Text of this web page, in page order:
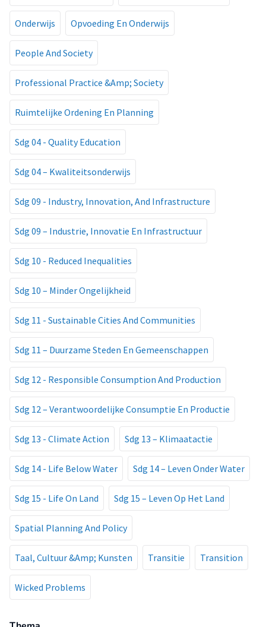
Onderwijs Opvoeding En Onderwijs
People And Society
Professional Practice &Amp; Society
Ruimtelijke Ordening En Planning
Sdg 04 - Quality Education
Sdg 04 – Kwaliteitsonderwijs
Sdg 09 - Industry, Innovation, And Infrastructure
Sdg 09 – Industrie, Innovatie En Infrastructuur
Sdg 10 - Reduced Inequalities
Sdg 10 – Minder Ongelijkheid
Sdg 11 - Sustainable Cities And Communities
Sdg 11 – Duurzame Steden En Gemeenschappen
Sdg 12 - Responsible Consumption And Production
Sdg 12 – Verantwoordelijke Consumptie En Productie
Sdg 13 - Climate Action Sdg 13 – Klimaatactie
Sdg 14 - Life Below Water Sdg 14 – Leven Onder Water
Sdg 15 - Life On Land Sdg 15 – Leven Op Het Land
Spatial Planning And Policy
Taal, Cultuur &Amp; Kunsten Transitie Transition
Wicked Problems